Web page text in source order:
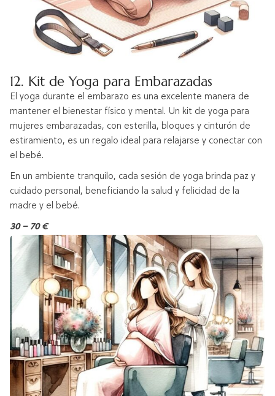
12. Kit de Yoga para Embarazadas
El yoga durante el embarazo es una excelente manera de
mantener el bienestar físico y mental. Un kit de yoga para
mujeres embarazadas, con esterilla, bloques y cinturón de
estiramiento, es un regalo ideal para relajarse y conectar con
el bebé.
En un ambiente tranquilo, cada sesión de yoga brinda paz y
cuidado personal, beneficiando la salud y felicidad de la
madre y el bebé.
30 – 70 €